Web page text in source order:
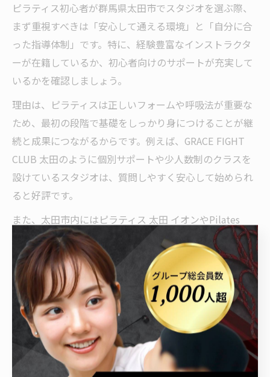
ピラティス初心者が群馬県太田市でスタジオを選ぶ際、
まず重視すべきは「安心して通える環境」と「自分に合
った指導体制」です。特に、経験豊富なインストラクタ
ーが在籍しているか、初心者向けのサポートが充実して
いるかを確認しましょう。
理由は、ピラティスは正しいフォームや呼吸法が重要な
ため、最初の段階で基礎をしっかり身につけることが継
続と成果につながるからです。例えば、GRACE FIGHT
CLUB 太田のように個別サポートや少人数制のクラスを
設けているスタジオは、質問しやすく安心して始められ
ると好評です。
また、太田市内にはピラティス 太田 イオンやPilates
KASANE イオンモール太田店など、アクセスの良い立地
にあるスタジオも多いため、通いやすさも大切なポイン
トです。体験レッスンや見学ができるスタジオを複数比
較し、自分に合った雰囲気や設備を見極めましょう。
自分に合ったピラティスの選び方を徹底解説
自分に合うピラティスを選ぶには、目的や体力レベルを
明確にし、グループレッスンとパーソナルレッスンの違